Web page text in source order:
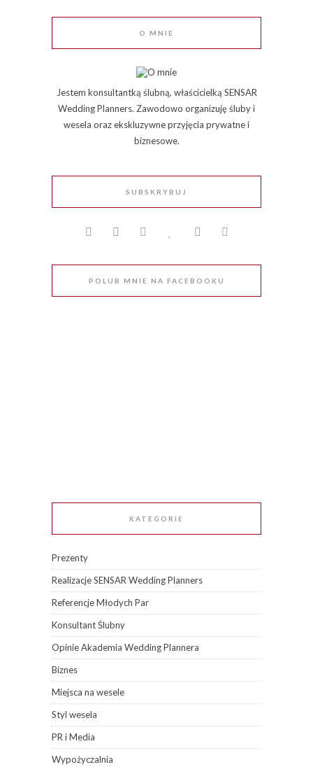
O MNIE
Jestem konsultantką ślubną, właścicielką SENSAR
Wedding Planners. Zawodowo organizuję śluby i
wesela oraz ekskluzywne przyjęcia prywatne i
biznesowe.
SUBSKRYBUJ
POLUB MNIE NA FACEBOOKU
KATEGORIE
Prezenty
Realizacje SENSAR Wedding Planners
Referencje Młodych Par
Konsultant Ślubny
Opinie Akademia Wedding Plannera
Biznes
Miejsca na wesele
Styl wesela
PR i Media
Wypożyczalnia